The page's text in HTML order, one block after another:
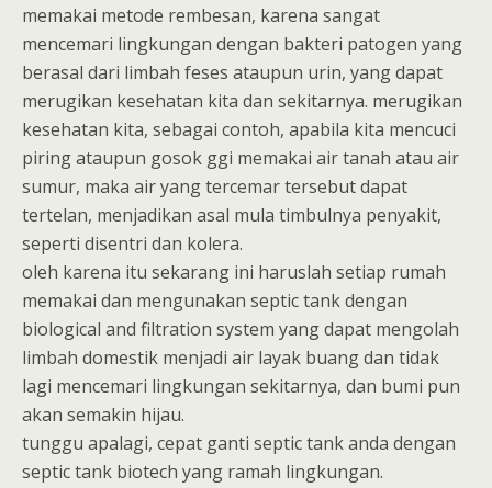
memakai metode rembesan, karena sangat
mencemari lingkungan dengan bakteri patogen yang
berasal dari limbah feses ataupun urin, yang dapat
merugikan kesehatan kita dan sekitarnya. merugikan
kesehatan kita, sebagai contoh, apabila kita mencuci
piring ataupun gosok ggi memakai air tanah atau air
sumur, maka air yang tercemar tersebut dapat
tertelan, menjadikan asal mula timbulnya penyakit,
seperti disentri dan kolera.
oleh karena itu sekarang ini haruslah setiap rumah
memakai dan mengunakan septic tank dengan
biological and filtration system yang dapat mengolah
limbah domestik menjadi air layak buang dan tidak
lagi mencemari lingkungan sekitarnya, dan bumi pun
akan semakin hijau.
tunggu apalagi, cepat ganti septic tank anda dengan
septic tank biotech yang ramah lingkungan.